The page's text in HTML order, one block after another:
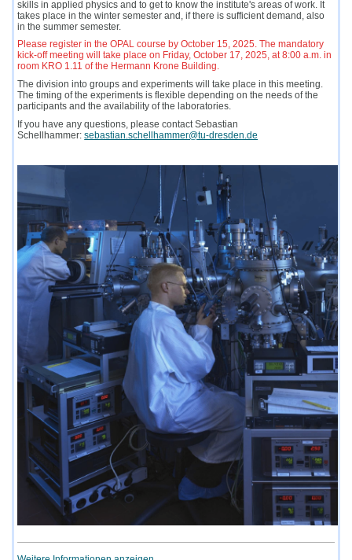
skills in applied physics and to get to know the institute's areas of work. It
takes place in the winter semester and, if there is sufficient demand, also
in the summer semester.
Please register in the OPAL course by October 15, 2025. The mandatory
kick-off meeting will take place on Friday, October 17, 2025, at 8:00 a.m. in
room KRO 1.11 of the Hermann Krone Building.
The division into groups and experiments will take place in this meeting.
The timing of the experiments is flexible depending on the needs of the
participants and the availability of the laboratories.
If you have any questions, please contact Sebastian
Schellhammer:sebastian.schellhammer@tu-dresden.de